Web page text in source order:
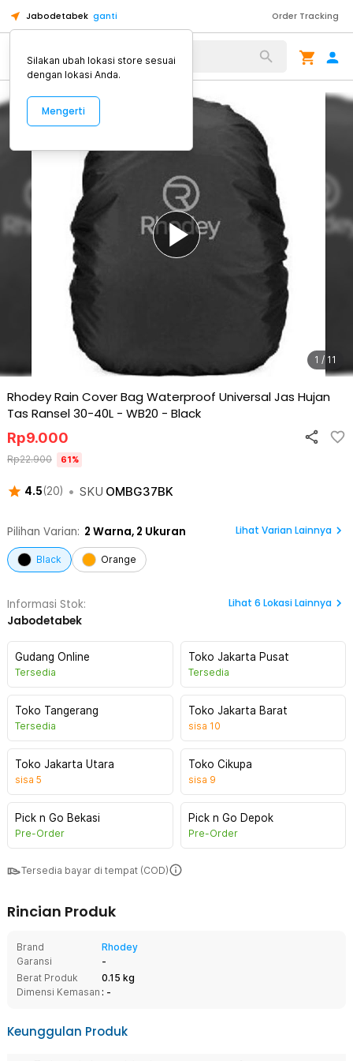
Jabodetabek ganti Order Tracking
Alat Kopi
1 / 11
Rhodey Rain Cover Bag Waterproof Universal Jas Hujan
Tas Ransel 30-40L - WB20 - Black
4.5(20) • SKU OMBG37BK
Rp9.000
Rp22.900 61%
Pilihan Varian: 2 Warna, 2 Ukuran Lihat Varian Lainnya
Black Orange
Informasi Stok:
Jabodetabek
Lihat 6 Lokasi Lainnya
Gudang Online
Tersedia
Toko Jakarta Pusat
Tersedia
Toko Tangerang
Tersedia
Toko Jakarta Barat
sisa 10
Toko Jakarta Utara
sisa 5
Toko Cikupa
sisa 9
Pick n Go Bekasi
Pre-Order
Pick n Go Depok
Pre-Order
Tersedia bayar di tempat (COD)
Rincian Produk
Brand
Rhodey
Garansi
-
Berat Produk
0.15 kg
Dimensi Kemasan : -
Keunggulan Produk
Silakan ubah lokasi store sesuai
dengan lokasi Anda.
Mengerti